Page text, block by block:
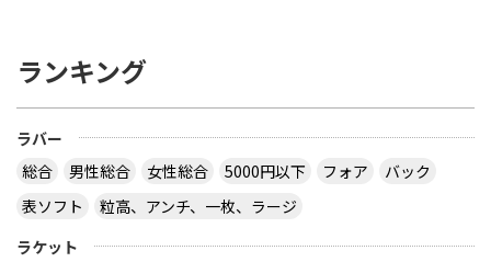
いケースもあり得ますよ。 ２枚合板、昔にあったセ
板だったか、４枚合板だったかは忘れましたが。
サイトを見る
ランキング
ラバー
総合
男性総合 女性総合 5000円以下 フォア
バック
表ソフト
粒高、アンチ、一枚、ラージ
ラケット